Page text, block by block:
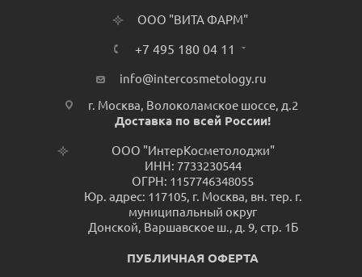
ООО "ВИТА ФАРМ"
+7 495 180 04 11
info@intercosmetology.ru
г. Москва, Волоколамское шоссе, д.2
Доставка по всей России!
ООО "ИнтерКосметолоджи"
ИНН: 7733230544
ОГРН: 1157746348055
Юр. адрес: 117105, г. Москва, вн. тер. г.
муниципальный округ
Донской, Варшавское ш., д. 9, стр. 1Б
ПУБЛИЧНАЯ ОФЕРТА